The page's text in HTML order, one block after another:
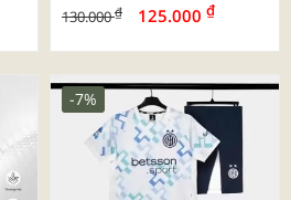
130.000₫ 125.000 ₫
-7%